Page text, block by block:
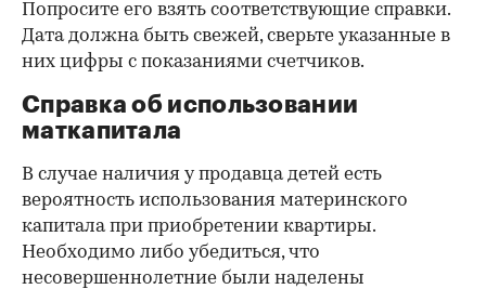
Попросите его взять соответствующие справки.
Дата должна быть свежей, сверьте указанные в
них цифры с показаниями счетчиков.
Справка об использовании
маткапитала
В случае наличия у продавца детей есть
вероятность использования материнского
капитала при приобретении квартиры.
Необходимо либо убедиться, что
несовершеннолетние были наделены